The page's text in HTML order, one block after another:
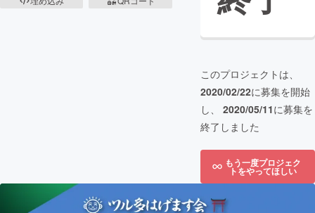
このプロジェクトは、
2020/02/22に募集を開始
し、 2020/05/11に募集を
終了しました
もう一度プロジェク
トをやってほしい